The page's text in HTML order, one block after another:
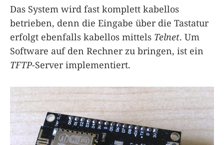
Das System wird fast komplett kabellos
betrieben, denn die Eingabe über die Tastatur
erfolgt ebenfalls kabellos mittels Telnet. Um
Software auf den Rechner zu bringen, ist ein
TFTP-Server implementiert.